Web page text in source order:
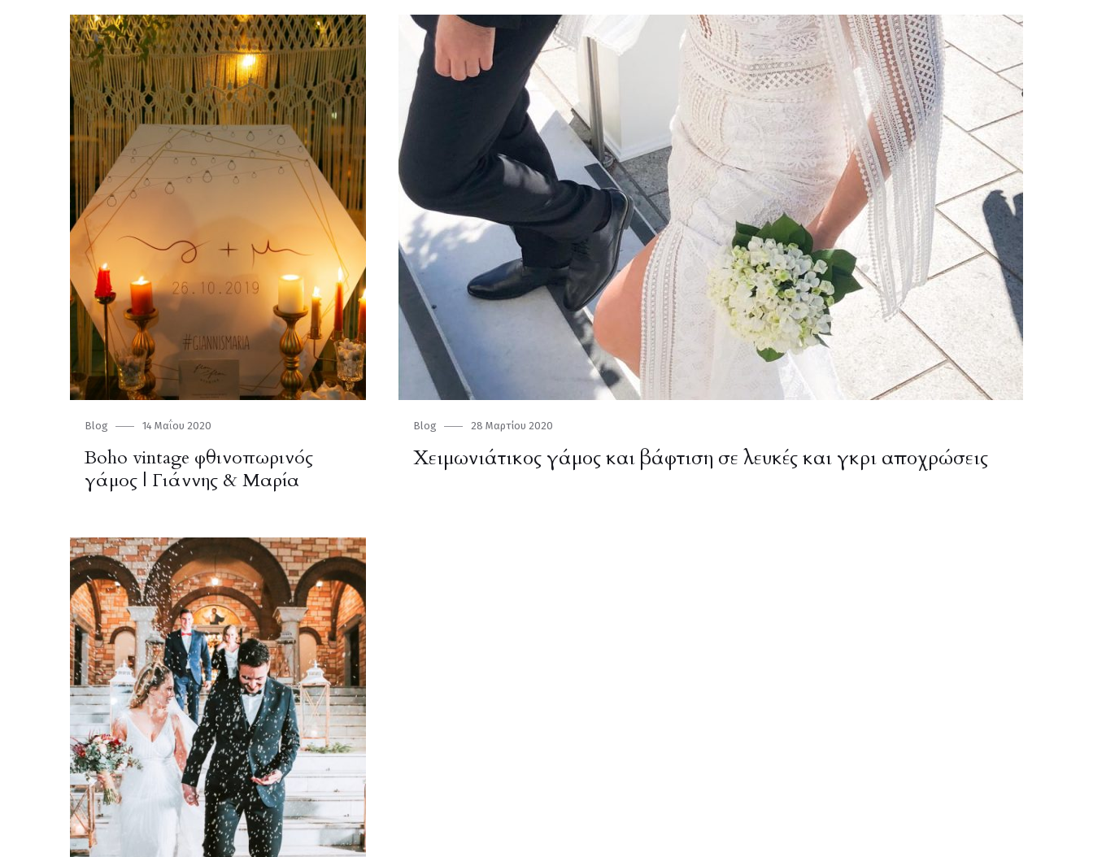
Category
Blog
Posted
14 Μαΐου 2020
Boho vintage φθινοπωρινός
γάμος | Γιάννης & Μαρία
Category
Blog
Posted
28 Μαρτίου 2020
Χειμωνιάτικος γάμος και βάφτιση σε λευκές και γκρι αποχρώσεις